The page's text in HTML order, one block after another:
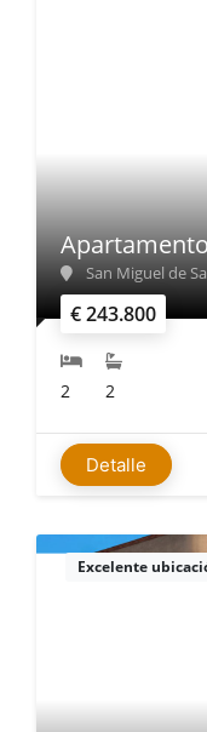
€ 243.800
San Miguel de
2 2
Detalle
Excelente